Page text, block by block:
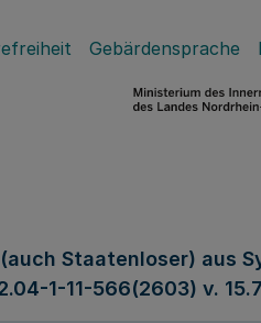
Gebärdensprache
Staatenloser) aus
1-11-566(2603) v.